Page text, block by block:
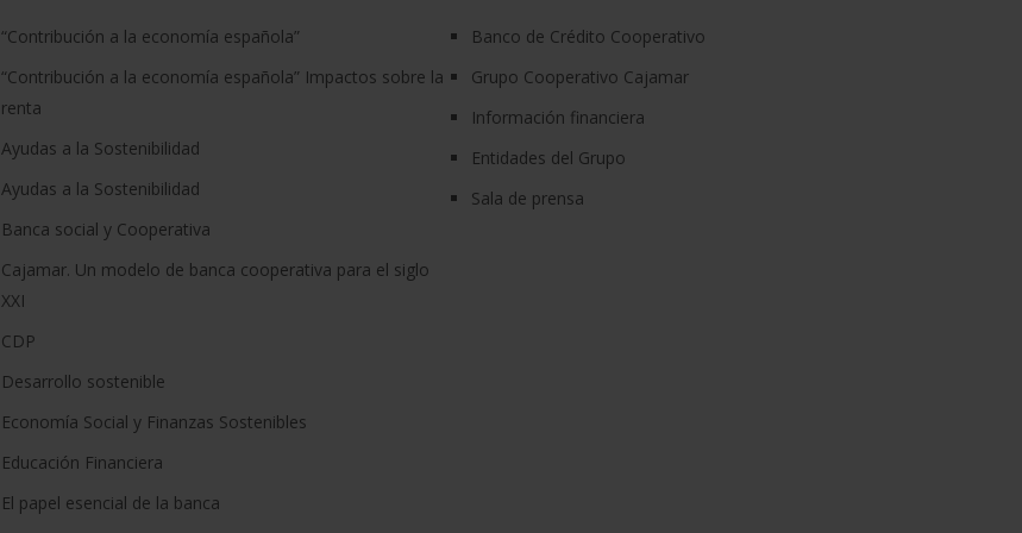
“Contribución a la economía española”
“Contribución a la economía española” Impactos sobre la
renta
Ayudas a la Sostenibilidad
Ayudas a la Sostenibilidad
Banca social y Cooperativa
Cajamar. Un modelo de banca cooperativa para el siglo
XXI
CDP
Desarrollo sostenible
Economía Social y Finanzas Sostenibles
Educación Financiera
El papel esencial de la banca
Banco de Crédito Cooperativo
Grupo Cooperativo Cajamar
Información financiera
Entidades del Grupo
Sala de prensa